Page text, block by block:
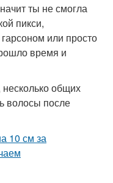
ты не смогла
пикси,
или просто
время и
общих
волосы после